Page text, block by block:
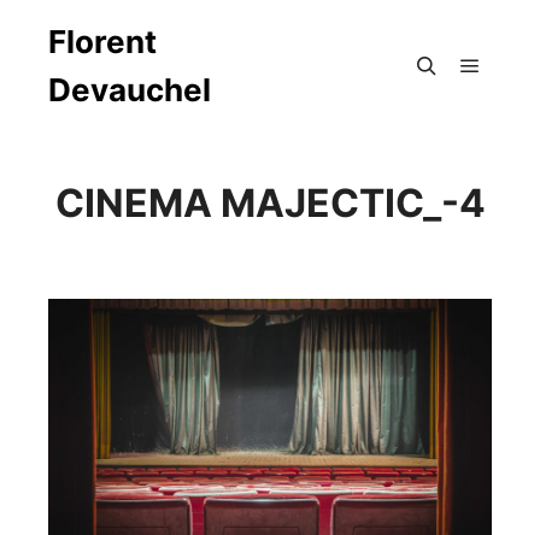
Florent
Devauchel
CINEMA MAJECTIC_-4